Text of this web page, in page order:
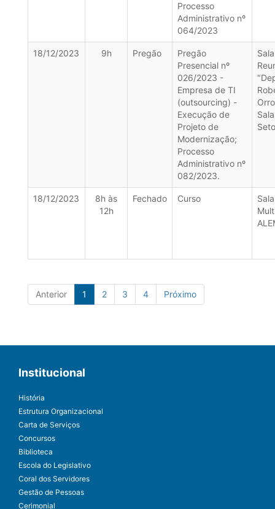
Processo
Administrativo nº
064/2023
18/12/2023 9h Pregão
Pregão
Presencial nº
026/2023 -
Empresa de TI
(outsourcing) -
Execução de
Projeto de
Modernização;
Processo
Administrativo nº
082/2023.
18/12/2023
8h às
12h
Fechado Curso
Sala
Anterior 1 2 3 4 Próximo
Institucional
História
Estrutura Organizacional
Carta de Serviços
Concursos
Biblioteca
Escola do Legislativo
Coral dos Servidores
Gestão de Pessoas
Cerimonial